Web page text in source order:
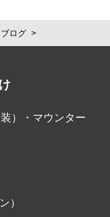
ログ
）・マウンター
）